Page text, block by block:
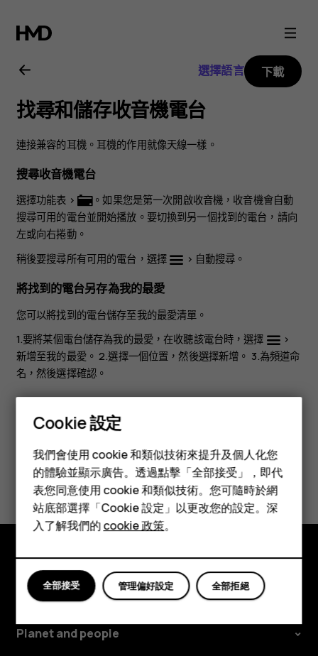
Nokia
3310
3G
用
戶
指
南
智慧型手機
功能型手機
配件
平板電腦
選擇語言 下載
找尋和儲存收音機電台
連接兼容的耳機。耳機的作用就像天線一樣。
搜尋收音機電台
選擇功能表 >
。如果您是第一次開啟收音機，收音機會自動
搜尋可用的電台並開始播放。要切換到另一個找到的電台，請向
左或向右捲動。
稍後要搜尋所有可用的電台，選擇
> 自動搜尋 。
將找到的電台另存為我的最愛
您可以將找到的電台儲存至我的最愛清單。
1.要將某個電台儲存為我的最愛，在收聽該電台時，選擇
>
新增至我的最愛。 2.選擇一個位置，然後選擇新增 。 3.為頻道命
名，然後選擇確認 。
您認為這有幫助嗎？
是 否
探索
關於
Planet and people
Cookie 設定
我們會使用 cookie 和類似技術來提升及個人化您
的體驗並顯示廣告。透過點擊「全部接受」，即代
表您同意使用 cookie 和類似技術。您可隨時於網
站底部選擇「Cookie 設定」以更改您的設定。深
入了解我們的cookie 政策。
全部拒絕
管理偏好設定
全部接受